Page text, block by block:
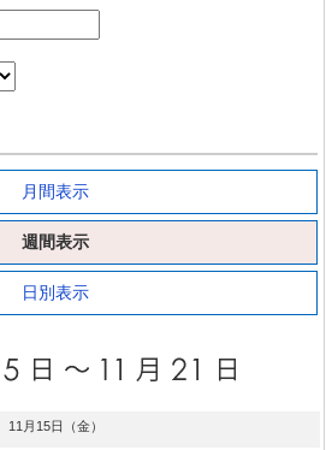
月間表示
週間表示
日別表示
11月15日（金）